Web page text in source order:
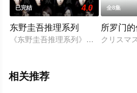
已完结 4.0
东野圭吾推理系列
《东野圭吾推理系列》是河毛俊作
全8集
所罗门
クリスマ
相关推荐